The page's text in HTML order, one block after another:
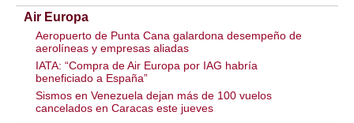
Air Europa
Aeropuerto de Punta Cana galardona desempeño de
aerolíneas y empresas aliadas
IATA: “Compra de Air Europa por IAG habría
beneficiado a España”
Sismos en Venezuela dejan más de 100 vuelos
cancelados en Caracas este jueves